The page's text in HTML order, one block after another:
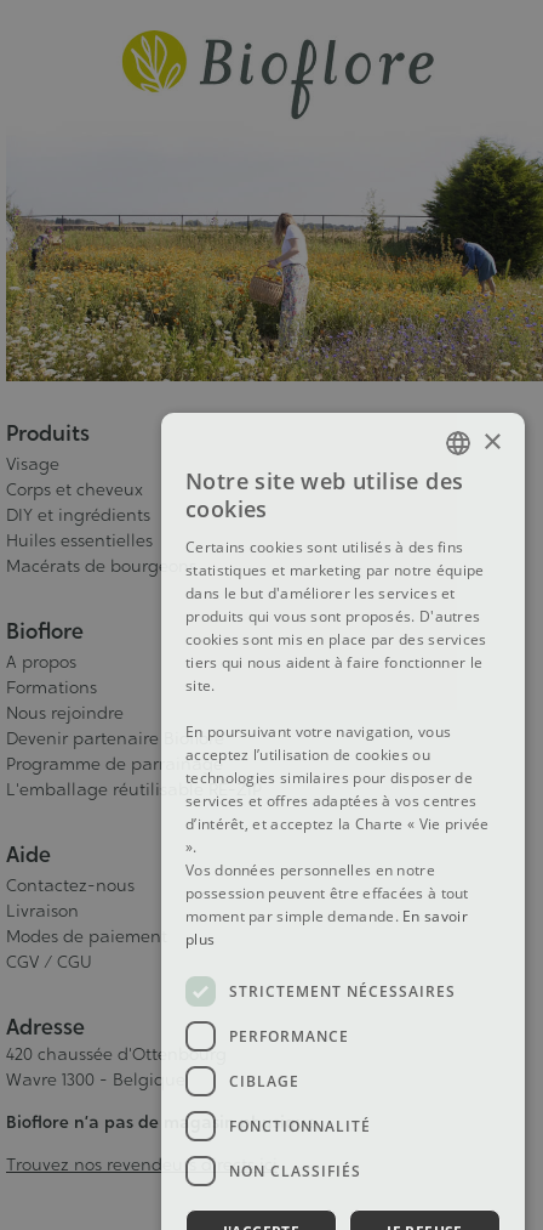
Produits
Visage
Corps et cheveux
DIY et ingrédients
Huiles essentielles
Macérats de bourgeons
Bioflore
A propos
Formations
Nous rejoindre
Devenir partenaire Bioflore
Programme de parrainage
L'emballage réutilisable RE-ZIP
Aide
Contactez-nous
Livraison
Modes de paiement
CGV / CGU
Adresse
420 chaussée d'Ottenbourg
Wavre 1300 - Belgique
Bioflore n’a pas de magasin physique.
Trouvez nos revendeurs directs ici
FRENCH
ENGLISH
×
Notre site web utilise des
cookies
Certains cookies sont utilisés à des fins
statistiques et marketing par notre équipe
dans le but d'améliorer les services et
produits qui vous sont proposés. D'autres
cookies sont mis en place par des services
tiers qui nous aident à faire fonctionner le
site.
En poursuivant votre navigation, vous
acceptez l’utilisation de cookies ou
technologies similaires pour disposer de
services et offres adaptées à vos centres
d’intérêt, et acceptez la Charte « Vie privée
».
Vos données personnelles en notre
possession peuvent être effacées à tout
moment par simple demande. En savoir
plus
STRICTEMENT NÉCESSAIRES
PERFORMANCE
CIBLAGE
FONCTIONNALITÉ
NON CLASSIFIÉS